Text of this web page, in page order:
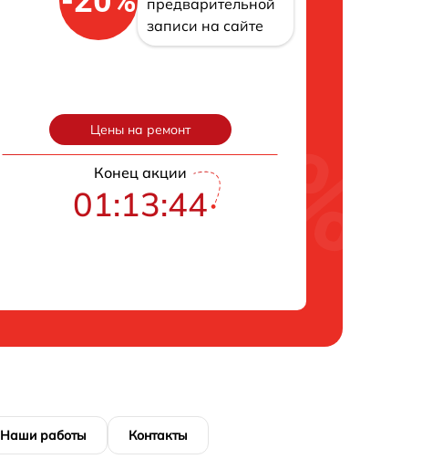
предварительной
записи на сайте
Цены на ремонт
Конец акции
01:13:43
Наши работы Контакты